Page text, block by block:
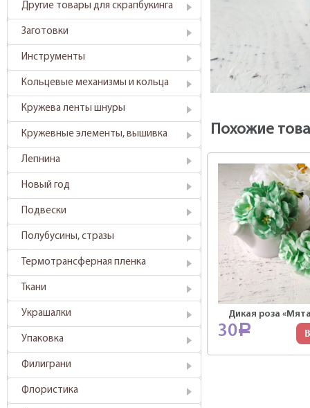
Другие товары для скрапбукинга
Заготовки
Инструменты
Кольцевые механизмы и кольца
Кружева ленты шнуры
Кружевные элементы, вышивка
Лепнина
Новый год
Подвески
Полубусины, стразы
Термотрансферная пленка
Ткани
Украшалки
Упаковка
Филиграни
Флористика
Похожие
Дикая роза
30Р